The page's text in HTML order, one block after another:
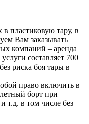
пластиковую тару, в
Вам заказывать
компаний – аренда
составляет 700
риска боя тары в
право включить в
борт при
т.д. в том числе без